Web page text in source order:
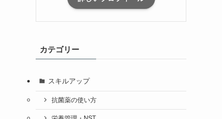
カテゴリー
スキルアップ
抗菌薬の使い方